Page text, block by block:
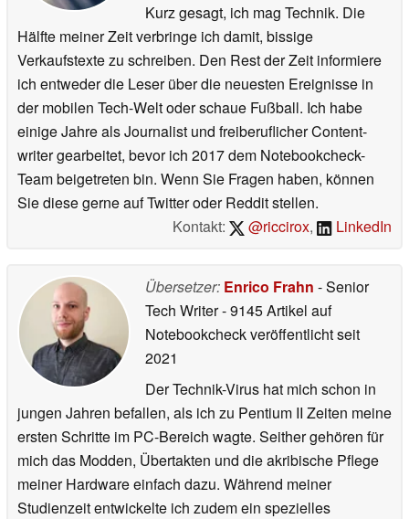
Kurz gesagt, ich mag Technik. Die
Hälfte meiner Zeit verbringe ich damit, bissige
Verkaufstexte zu schreiben. Den Rest der Zeit informiere
ich entweder die Leser über die neuesten Ereignisse in
der mobilen Tech-Welt oder schaue Fußball. Ich habe
einige Jahre als Journalist und freiberuflicher Content-
writer gearbeitet, bevor ich 2017 dem Notebookcheck-
Team beigetreten bin. Wenn Sie Fragen haben, können
Sie diese gerne auf Twitter oder Reddit stellen.
Kontakt:
@riccirox, LinkedIn
Übersetzer: Enrico Frahn - Senior
Tech Writer- 9145 Artikel auf
Notebookcheck veröffentlichtseit
2021
Der Technik-Virus hat mich schon in
jungen Jahren befallen, als ich zu Pentium II Zeiten meine
ersten Schritte im PC-Bereich wagte. Seither gehören für
mich das Modden, Übertakten und die akribische Pflege
meiner Hardware einfach dazu. Während meiner
Studienzeit entwickelte ich zudem ein spezielles